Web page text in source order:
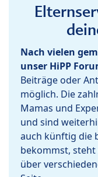
Nach vielen
unser HiPP
Beiträge oder
möglich. Die
Mamas und
und sind
auch künftig die
bekommst,
über